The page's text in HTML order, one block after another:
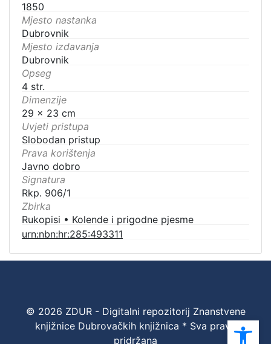
1850
Mjesto nastanka
Dubrovnik
Mjesto izdavanja
Dubrovnik
Opseg
4 str.
Dimenzije
29 x 23 cm
Uvjeti pristupa
Slobodan pristup
Prava korištenja
Javno dobro
Signatura
Rkp. 906/1
Zbirka
Rukopisi • Kolende i prigodne pjesme
urn:nbn:hr:285:493311
© 2026 ZDUR - Digitalni repozitorij Znanstvene
knjižnice Dubrovačkih knjižnica * Sva prava
pridržana